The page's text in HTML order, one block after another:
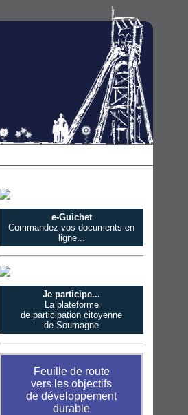
e-Guichet
Commandez vos documents en
ligne...
Je participe...
La plateforme
de participation citoyenne
de Soumagne
Feuille de route
vers les objectifs
de développement
durable